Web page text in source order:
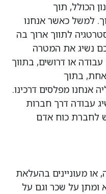
הכולל, תוך
למשל כאשר אנחנו
לתווך ארוך בה
נשיג את המטרה
או דרושים, בתווך
בתוך
אנחנו מפלסים דרכינו.
עבודה דרך חברות
לחברת כוח אדם
מעוניינים בהעלאת
על שכר וגם על